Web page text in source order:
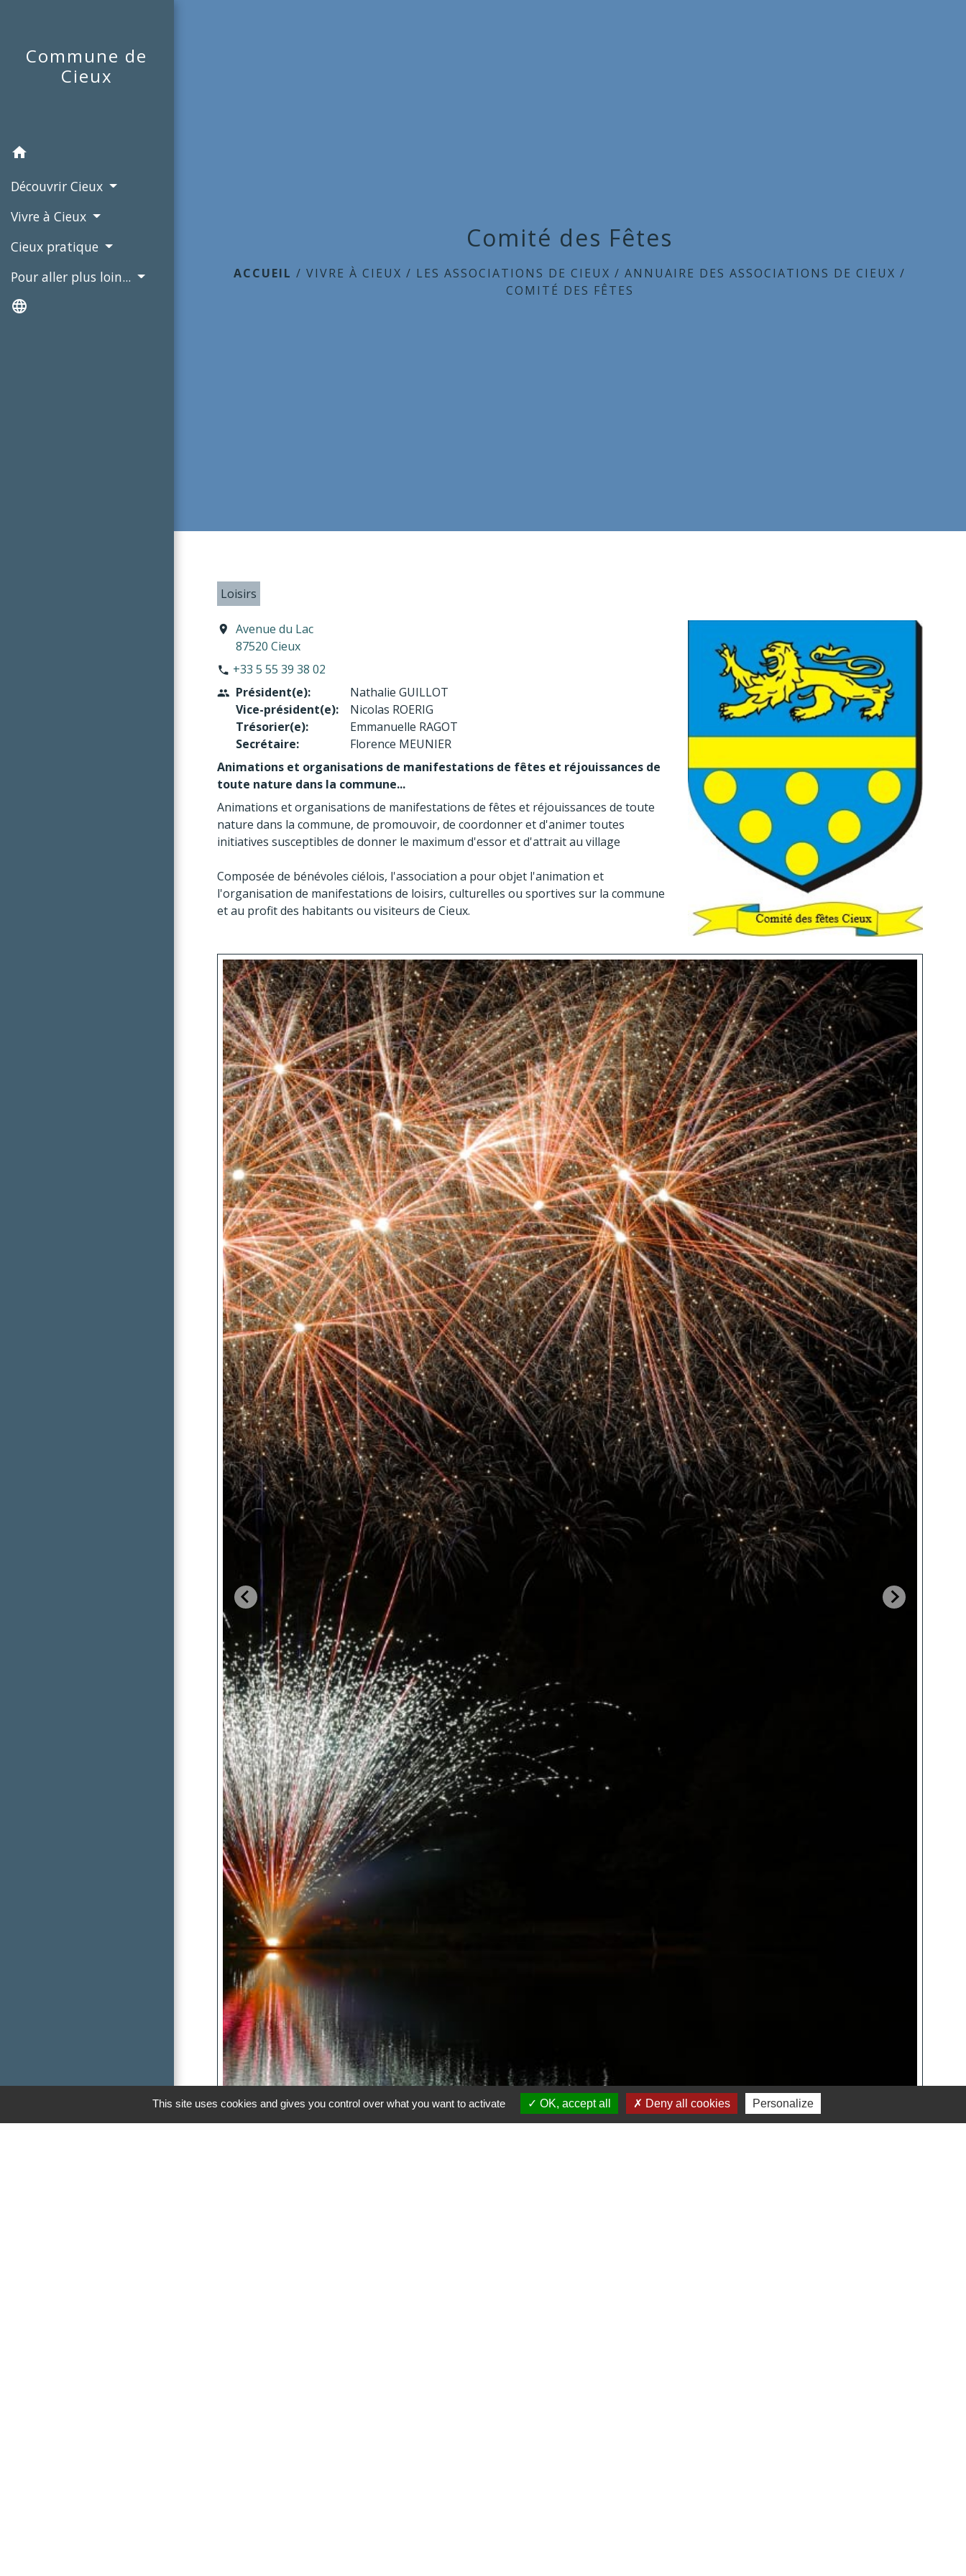
Commune de
Cieux
home
Découvrir Cieux
Vivre à Cieux
Cieux pratique
Pour aller plus loin...
language
Comité des Fêtes
ACCUEIL /VIVRE À CIEUX / LES ASSOCIATIONS DE CIEUX /ANNUAIRE DES ASSOCIATIONS DE CIEUX /
COMITÉ DES FÊTES
Loisirs
location_on
Avenue du Lac
87520 Cieux
phone +33 5 55 39 38 02
people Président(e):
Vice-président(e):
Trésorier(e):
Secrétaire:
Nathalie GUILLOT
Nicolas ROERIG
Emmanuelle RAGOT
Florence MEUNIER
Animations et organisations de manifestations de fêtes et réjouissances de
toute nature dans la commune...
Animations et organisations de manifestations de fêtes et réjouissances de toute
nature dans la commune, de promouvoir, de coordonner et d'animer toutes
initiatives susceptibles de donner le maximum d'essor et d'attrait au village
Composée de bénévoles ciélois, l'association a pour objet l'animation et
l'organisation de manifestations de loisirs, culturelles ou sportives sur la commune
et au profit des habitants ou visiteurs de Cieux.
This site uses cookies and gives you control over what you want to activate OK, accept all Deny all cookies Personalize